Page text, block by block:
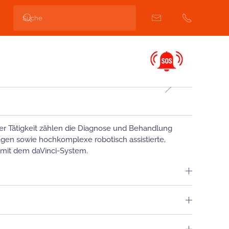
Tätigkeit zählen die Diagnose und Behandlung
sowie hochkomplexe robotisch assistierte,
dem daVinci-System.